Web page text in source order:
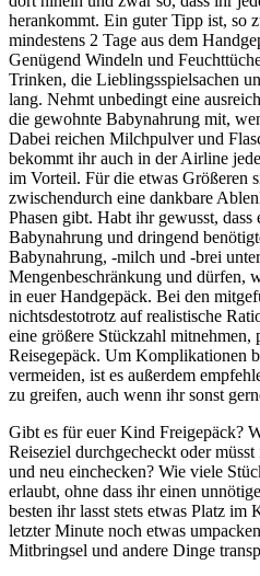
herankommt. Ein guter Tipp ist, so
mindestens 2 Tage aus dem
Genügend Windeln und
Trinken, die Lieblingsspielsachen
lang. Nehmt unbedingt eine
die gewohnte Babynahrung mit,
Dabei reichen Milchpulver und
bekommt ihr auch in der Airline
im Vorteil. Für die etwas Größeren
zwischendurch eine dankbare
Phasen gibt. Habt ihr gewusst,
Babynahrung und dringend
Babynahrung, -milch und -brei
Mengenbeschränkung und dürfen,
in euer Handgepäck. Bei den
nichtsdestotrotz auf realistische
eine größere Stückzahl mitnehmen,
Reisegepäck. Um Komplikationen
vermeiden, ist es außerdem
zu greifen, auch wenn ihr sonst
Gibt es für euer Kind Freigepäck?
Reiseziel durchgecheckt oder
und neu einchecken? Wie viele
erlaubt, ohne dass ihr einen
besten ihr lasst stets etwas Platz
letzter Minute noch etwas
Mitbringsel und andere Dinge